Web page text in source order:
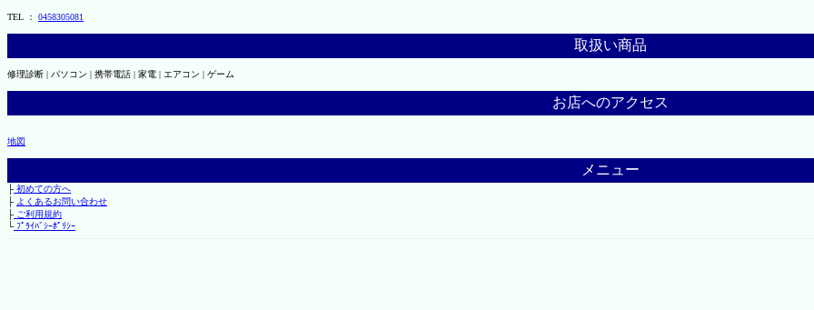
TEL ： 0458305081
取扱い商品
修理診断 | パソコン | 携帯電話 | 家電 | エアコン | ゲーム
お店へのアクセス
地図
メニュー
├初めての方へ
├ よくあるお問い合わせ
├ご利用規約
└ﾌﾟﾗｲﾊﾞｼｰﾎﾟﾘｼｰ